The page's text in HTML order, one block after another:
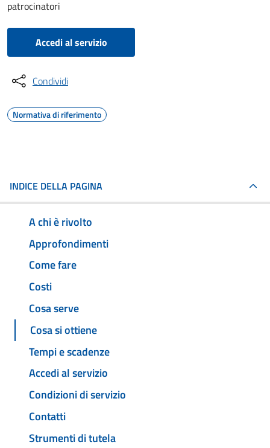
patrocinatori
Accedi al servizio
Condividi
Normativa di riferimento
INDICE DELLA PAGINA
A chi è rivolto
Approfondimenti
Come fare
Costi
Cosa serve
Cosa si ottiene
Tempi e scadenze
Accedi al servizio
Condizioni di servizio
Contatti
Strumenti di tutela